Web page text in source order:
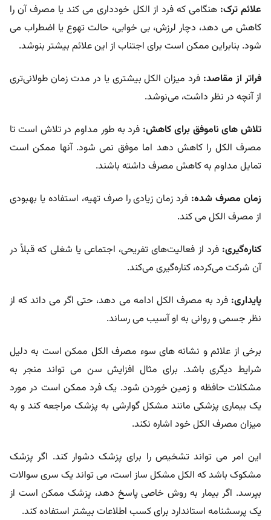
علائم ترک: هنگامی که فرد از الکل خودداری می کند یا مصرف آن را
کاهش می دهد، دچار لرزش، بی خوابی، حالت تهوع یا اضطراب می
شود. بنابراین ممکن است برای اجتناب از این علائم بیشتر بنوشد.
فراتر از مقاصد: فرد میزان الکل بیشتری یا در مدت زمان طولانی‌تری
از آنچه در نظر داشت، می‌نوشد.
تلاش های ناموفق برای کاهش: فرد به طور مداوم در تلاش است تا
مصرف الکل را کاهش دهد اما موفق نمی شود. آنها ممکن است
تمایل مداوم به کاهش مصرف داشته باشند.
زمان مصرف شده: فرد زمان زیادی را صرف تهیه، استفاده یا بهبودی
از مصرف الکل می کند.
کناره‌گیری: فرد از فعالیت‌های تفریحی، اجتماعی یا شغلی که قبلاً در
آن شرکت می‌کرده، کناره‌گیری می‌کند.
پایداری: فرد به مصرف الکل ادامه می دهد، حتی اگر می داند که از
نظر جسمی و روانی به او آسیب می رساند.
برخی از علائم و نشانه های سوء مصرف الکل ممکن است به دلیل
شرایط دیگری باشد. برای مثال افزایش سن می تواند منجر به
مشکلات حافظه و زمین خوردن شود. یک فرد ممکن است در مورد
یک بیماری پزشکی مانند مشکل گوارشی به پزشک مراجعه کند و به
میزان مصرف الکل خود اشاره نکند.
این امر می تواند تشخیص را برای پزشک دشوار کند. اگر پزشک
مشکوک باشد که الکل مشکل ساز است، می تواند یک سری سوالات
بپرسد. اگر بیمار به روش خاصی پاسخ دهد، پزشک ممکن است از
یک پرسشنامه استاندارد برای کسب اطلاعات بیشتر استفاده کند.